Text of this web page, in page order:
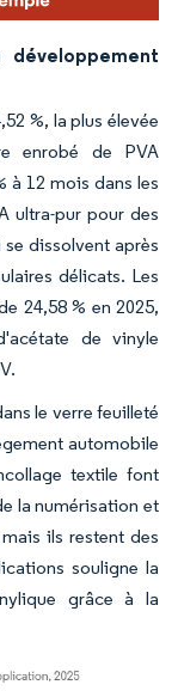
%, la plus élevée
enrobé de PVA
à 12 mois dans les
ultra-pur pour des
dissolvent après
délicats. Les
24,58 % en 2025,
de vinyle
le verre feuilleté
automobile
textile font
la numérisation et
ils restent des
souligne la
grâce à la